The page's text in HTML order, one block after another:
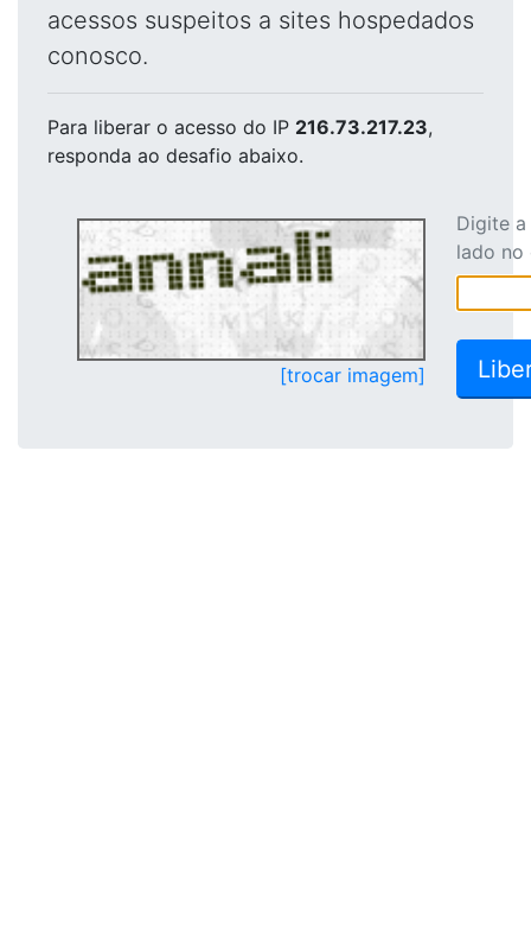
acessos suspeitos a sites hospedados
conosco.
Para liberar o acesso do IP 216.73.217.23,
responda ao desafio abaixo.
[trocar imagem]
Digite
lado no